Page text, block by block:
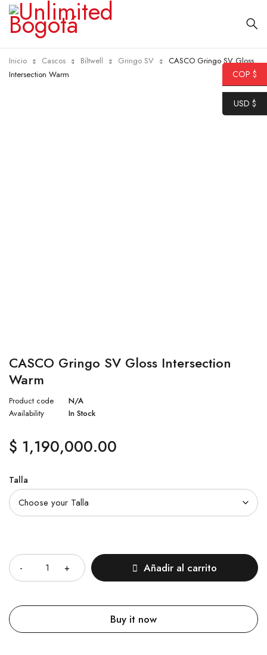
Inicio Cascos Biltwell Gringo SV
CASCO Gringo SV Gloss
Intersection Warm
CASCO Gringo SV Gloss Intersection
Warm
Product code
N/A
Availability
In Stock
$ 1,190,000.00
Talla
Añadir al carrito
Buy it now
COP $
USD $